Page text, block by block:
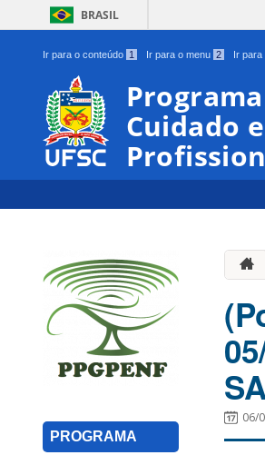
BRASIL
Ir para o conteúdo 1 Ir para o menu 2 Ir para
Cuidado
PROGRAMA
06/